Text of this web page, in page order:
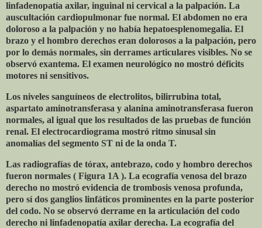
linfadenopatía axilar, inguinal ni cervical a la palpación. La
auscultación cardiopulmonar fue normal. El abdomen no era
doloroso a la palpación y no había hepatoesplenomegalia. El
brazo y el hombro derechos eran dolorosos a la palpación, pero
por lo demás normales, sin derrames articulares visibles. No se
observó exantema. El examen neurológico no mostró déficits
motores ni sensitivos.
Los niveles sanguíneos de electrolitos, bilirrubina total,
aspartato aminotransferasa y alanina aminotransferasa fueron
normales, al igual que los resultados de las pruebas de función
renal. El electrocardiograma mostró ritmo sinusal sin
anomalías del segmento ST ni de la onda T.
Las radiografías de tórax, antebrazo, codo y hombro derechos
fueron normales ( Figura 1A ). La ecografía venosa del brazo
derecho no mostró evidencia de trombosis venosa profunda,
pero sí dos ganglios linfáticos prominentes en la parte posterior
del codo. No se observó derrame en la articulación del codo
derecho ni linfadenopatía axilar derecha. La ecografía del